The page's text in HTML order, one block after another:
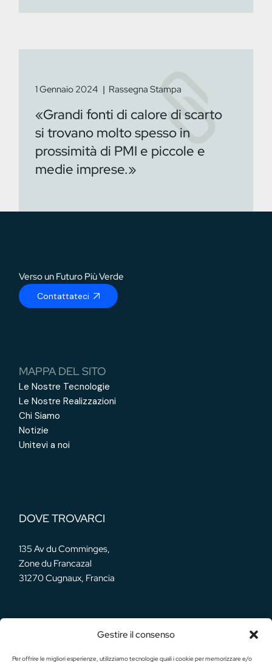
Gestire il consenso
Per offrire le migliori esperienze, utilizziamo tecnologie quali i cookie per memorizzare e/o
1 Gennaio 2024 Rassegna Stampa
«Grandi fonti di calore di scarto
si trovano molto spesso in
prossimità di PMI e piccole e
medie imprese.»
Verso un Futuro Più Verde
Contattateci
MAPPA DEL SITO
Le Nostre Tecnologie
Le Nostre Realizzazioni
Chi Siamo
Notizie
Unitevi a noi
DOVE TROVARCI
135 Av du Comminges,
Zone du Francazal
31270 Cugnaux, Francia
LE NOSTRE RETI